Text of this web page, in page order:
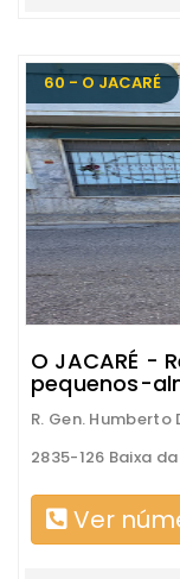
60 - O JACARÉ
O JACARÉ -
pequenos-
R. Gen. Humberto
2835-126 Baixa
Ver